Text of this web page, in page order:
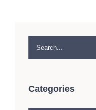
Search
for:
Categories